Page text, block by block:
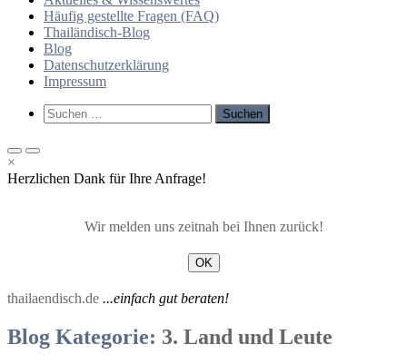
Häufig gestellte Fragen (FAQ)
Thailändisch-Blog
Blog
Datenschutzerklärung
Impressum
Such-
Formular
Suchen
nach:
Primäres
Menü
für
Primäres
Menü
für
×
Herzlichen Dank für Ihre Anfrage!
Wir melden uns zeitnah bei Ihnen zurück!
OK
thailaendisch.de ...einfach gut beraten!
Blog Kategorie: 3. Land und Leute